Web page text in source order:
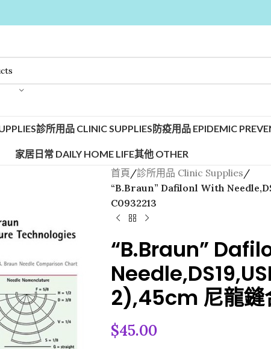
診所用品 CLINIC SUPPLIES防疫用品 EPIDEMIC
家居日常 DAILY HOME LIFE其他 OTHER
首頁/診所用品 Clinic Supplies/
“B.Braun” Dafilonl With
C0932213
“B.Braun”
2),45cm 尼龍鏠
$45.00